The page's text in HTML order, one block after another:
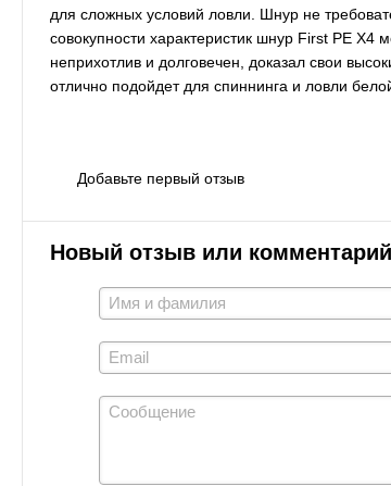
для сложных условий ловли. Шнур не
совокупности характеристик шнур First PE
неприхотлив и долговечен, доказал свои
отлично подойдет для спиннинга и ловли
Добавьте первый отзыв
Новый отзыв или комментарий